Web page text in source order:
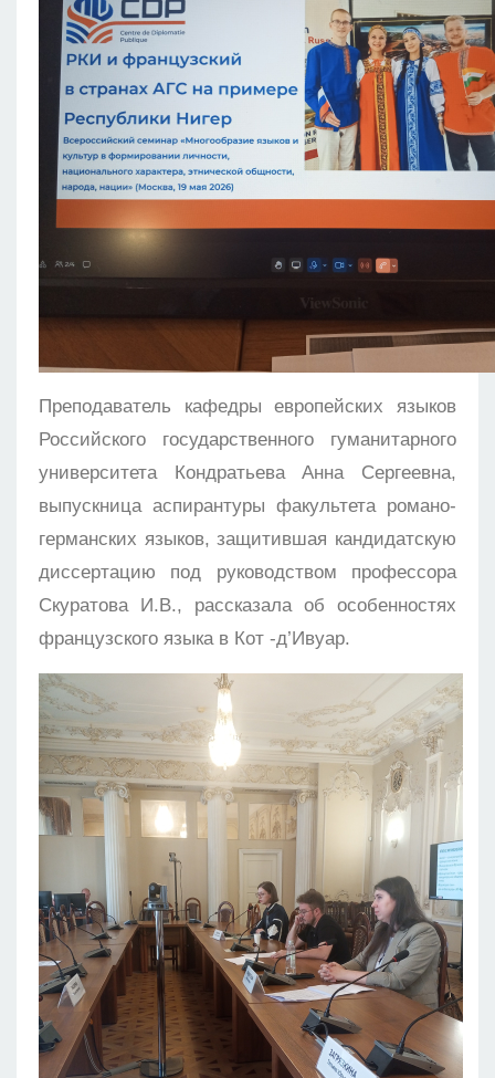
Преподаватель кафедры европейских языков
Российского государственного гуманитарного
университета Кондратьева Анна Сергеевна,
выпускница аспирантуры факультета романо-
германских языков, защитившая кандидатскую
диссертацию под руководством профессора
Скуратова И.В., рассказала об особенностях
французского языка в Кот -д’Ивуар.